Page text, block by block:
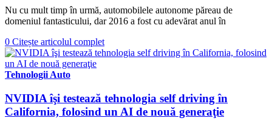
Nu cu mult timp în urmă, automobilele autonome păreau de
domeniul fantasticului, dar 2016 a fost cu adevărat anul în
0 Citește articolul complet
Tehnologii Auto
NVIDIA îşi testează tehnologia self driving în
California, folosind un AI de nouă generaţie